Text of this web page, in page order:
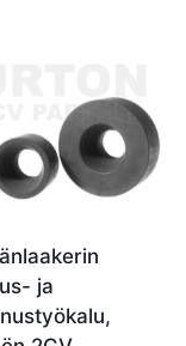
ja